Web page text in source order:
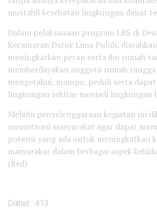
mustahil kesehatan lingkungan dapat
Dalam pelaksanaan program LBS di
Kecamatan Datuk Lima Puluh,
meningkatkan peran serta ibu rumah
memberdayakan anggota rumah
mengetahui, mampu, peduli serta
lingkungan sekitar menjadi lingkungan
Melalui penyelenggaraan kegiatan ini
memotivasi masyarakat agar dapat
potensi yang ada untuk meningkatkan
masyarakat dalam berbagai aspek
(Red)
Dilihat : 413